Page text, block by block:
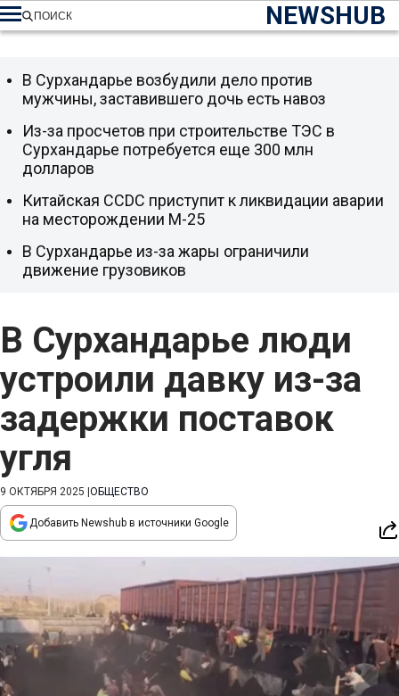
NEWSHUB
ПОИСК
В Сурхандарье люди
устроили давку из-за
задержки поставок
угля
9 ОКТЯБРЯ 2025 ОБЩЕСТВО
Добавить Newshub в источники Google
В Сурхандарье возбудили дело против
мужчины, заставившего дочь есть навоз
Из-за просчетов при строительстве ТЭС в
Сурхандарье потребуется еще 300 млн
долларов
Китайская CCDC приступит к ликвидации аварии
на месторождении М-25
В Сурхандарье из-за жары ограничили
движение грузовиков